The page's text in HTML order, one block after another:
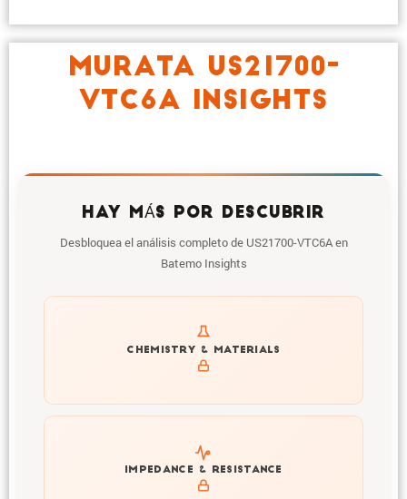
MURATA US21700-
VTC6A INSIGHTS
HAY MÁS POR DESCUBRIR
Desbloquea el análisis completo de US21700-VTC6A en
Batemo Insights
CHEMISTRY & MATERIALS
Get to know active materials for the US21700-VTC6A
IMPEDANCE & RESISTANCE
Explore impedance spectrum and DCIR (SOC, T) of
US21700-VTC6A